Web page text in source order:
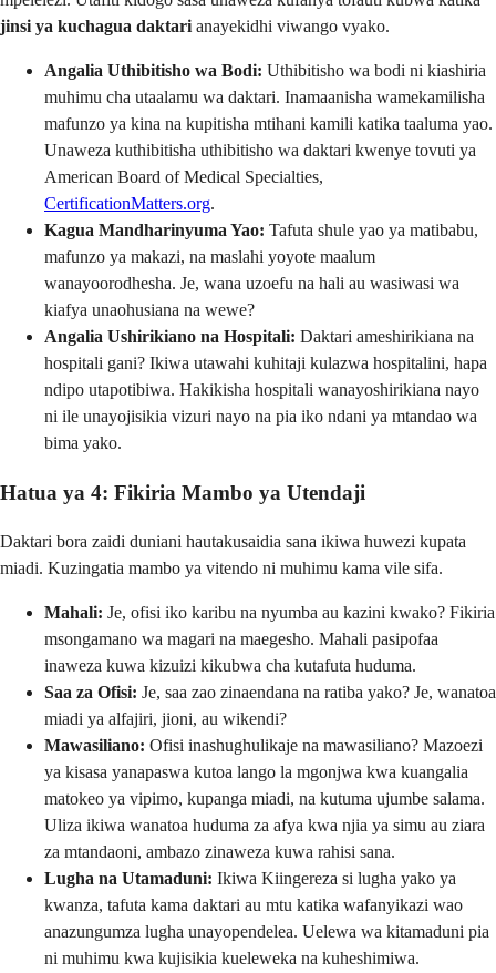
jinsi ya kuchagua daktari anayekidhi viwango vyako.
Angalia Uthibitisho wa Bodi: Uthibitisho wa bodi ni kiashiria
muhimu cha utaalamu wa daktari. Inamaanisha wamekamilisha
mafunzo ya kina na kupitisha mtihani kamili katika taaluma yao.
Unaweza kuthibitisha uthibitisho wa daktari kwenye tovuti ya
American Board of Medical Specialties,
CertificationMatters.org.
Kagua Mandharinyuma Yao: Tafuta shule yao ya matibabu,
mafunzo ya makazi, na maslahi yoyote maalum
wanayoorodhesha. Je, wana uzoefu na hali au wasiwasi wa
kiafya unaohusiana na wewe?
Angalia Ushirikiano na Hospitali: Daktari ameshirikiana na
hospitali gani? Ikiwa utawahi kuhitaji kulazwa hospitalini, hapa
ndipo utapotibiwa. Hakikisha hospitali wanayoshirikiana nayo
ni ile unayojisikia vizuri nayo na pia iko ndani ya mtandao wa
bima yako.
Hatua ya 4: Fikiria Mambo ya Utendaji
Daktari bora zaidi duniani hautakusaidia sana ikiwa huwezi kupata
miadi. Kuzingatia mambo ya vitendo ni muhimu kama vile sifa.
Mahali: Je, ofisi iko karibu na nyumba au kazini kwako? Fikiria
msongamano wa magari na maegesho. Mahali pasipofaa
inaweza kuwa kizuizi kikubwa cha kutafuta huduma.
Saa za Ofisi: Je, saa zao zinaendana na ratiba yako? Je, wanatoa
miadi ya alfajiri, jioni, au wikendi?
Mawasiliano: Ofisi inashughulikaje na mawasiliano? Mazoezi
ya kisasa yanapaswa kutoa lango la mgonjwa kwa kuangalia
matokeo ya vipimo, kupanga miadi, na kutuma ujumbe salama.
Uliza ikiwa wanatoa huduma za afya kwa njia ya simu au ziara
za mtandaoni, ambazo zinaweza kuwa rahisi sana.
Lugha na Utamaduni: Ikiwa Kiingereza si lugha yako ya
kwanza, tafuta kama daktari au mtu katika wafanyikazi wao
anazungumza lugha unayopendelea. Uelewa wa kitamaduni pia
ni muhimu kwa kujisikia kueleweka na kuheshimiwa.